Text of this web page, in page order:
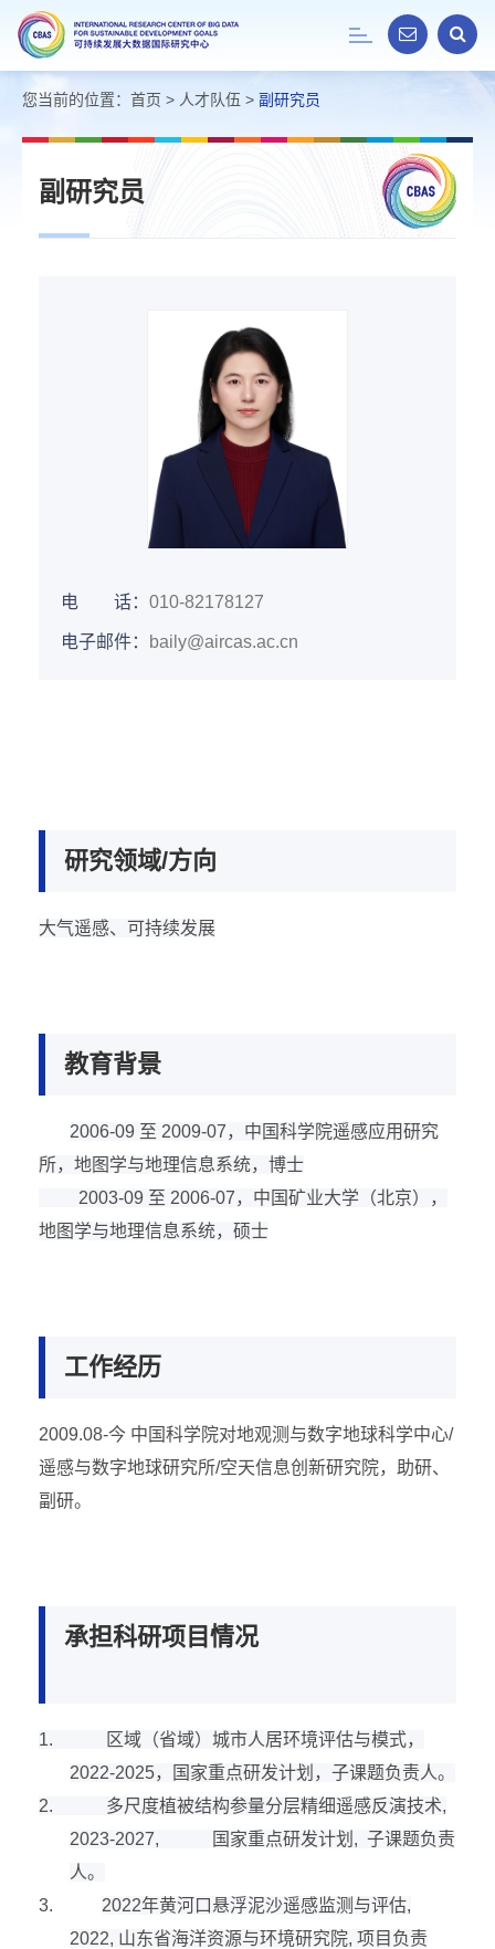
Toggle
navigation
您当前的位置： 首页 > 人才队伍 > 副研究员
副研究员
电 话： 010-82178127
电子邮件： baily@aircas.ac.cn
研究领域/方向
大气遥感、可持续发展
教育背景
2006-09 至 2009-07，中国科学院遥感应用研究
所，地图学与地理信息系统，博士
2003-09 至 2006-07，中国矿业大学（北京），
地图学与地理信息系统，硕士
工作经历
2009.08-今 中国科学院对地观测与数字地球科学中心/
遥感与数字地球研究所/空天信息创新研究院，助研、
副研。
承担科研项目情况
1.
区域（省域）城市人居环境评估与模式，
2022-2025，国家重点研发计划，子课题负责人。
2.
多尺度植被结构参量分层精细遥感反演技术,
2023-2027,
国家重点研发计划 ,子课题负责
人。
3.
2022年黄河口悬浮泥沙遥感监测与评估,
2022, 山东省海洋资源与环境研究院,项目负责